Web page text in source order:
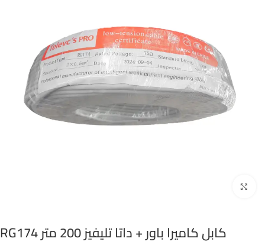
كابل كاميرا باور + داتا تليفيز 200 متر RG174